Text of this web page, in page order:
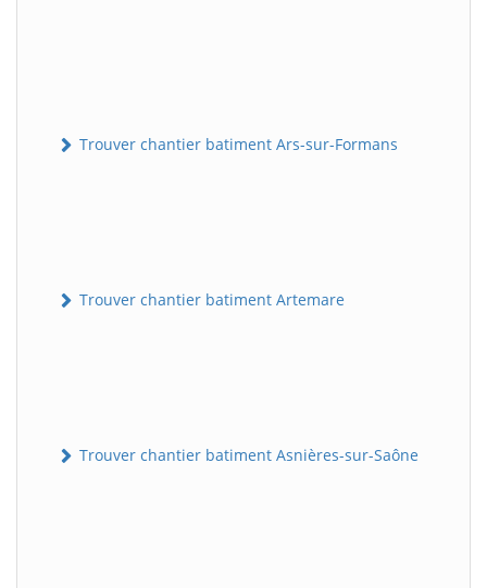
Trouver chantier batiment Ars-sur-Formans
Trouver chantier batiment Artemare
Trouver chantier batiment Asnières-sur-Saône